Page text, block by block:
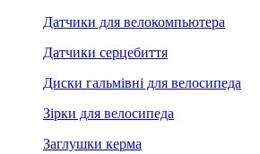
Датчики для велокомпьютера
Датчики серцебиття
Диски гальмівні для велосипеда
Зірки для велосипеда
Заглушки керма